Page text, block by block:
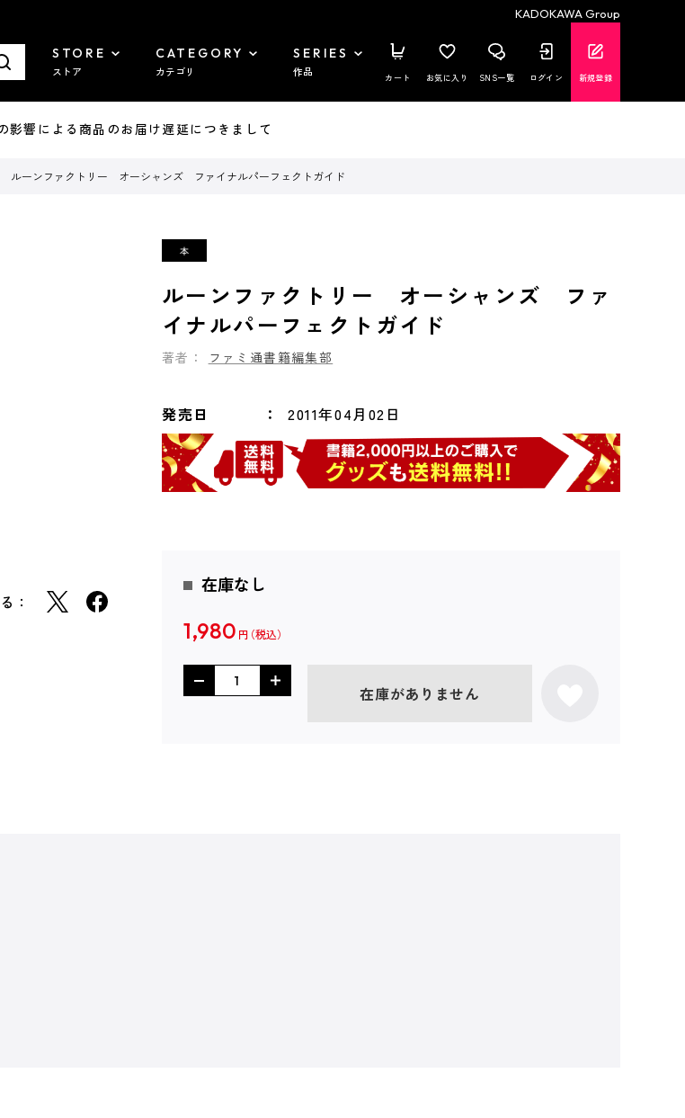
KADOKAWA Group
STORE
ストア
CATEGORY
カテゴリ
SERIES
作品 カート お気に入り SNS一覧 ログイン 新規登録
響による商品のお届け遅延につきまして
ルーンファクトリー オーシャンズ ファイナルパーフェクトガイド
：
ルーンファクトリー オーシャンズ ファ
イナルパーフェクトガイド
著者： ファミ通書籍編集部
発売日 2011年04月02日
在庫なし
1,980 円
在庫がありません